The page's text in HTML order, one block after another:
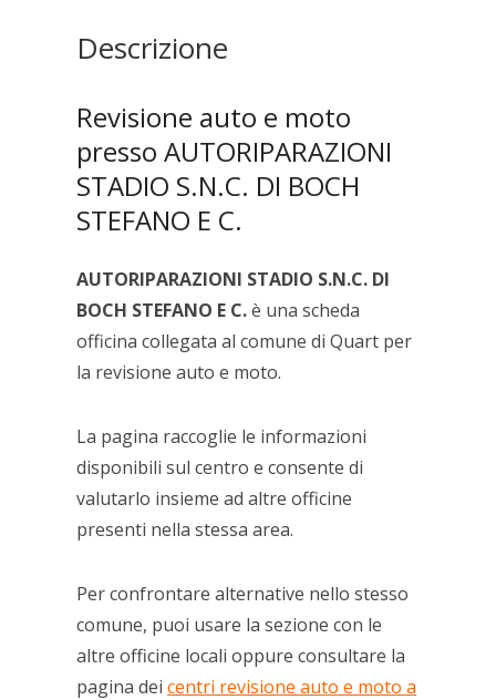
C.
Descrizione
Revisione auto e moto
presso AUTORIPARAZIONI
STADIO S.N.C. DI BOCH
STEFANO E C.
AUTORIPARAZIONI STADIO S.N.C. DI
BOCH STEFANO E C.è una scheda
officina collegata al comune di Quart per
la revisione auto e moto.
La pagina raccoglie le informazioni
disponibili sul centro e consente di
valutarlo insieme ad altre officine
presenti nella stessa area.
Per confrontare alternative nello stesso
comune, puoi usare la sezione con le
altre officine locali oppure consultare la
pagina deicentri revisione auto e moto a